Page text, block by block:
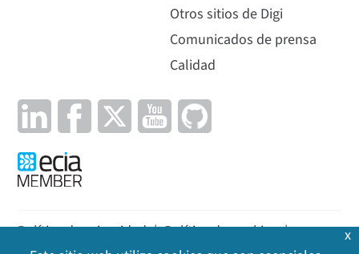
Otros sitios de Digi
Comunicados de prensa
Calidad
Política de privacidad | Política de cookies |
x